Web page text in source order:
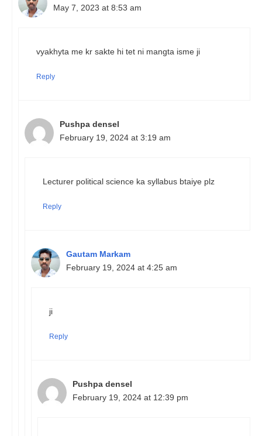
May 7, 2023 at 8:53 am
vyakhyta me kr sakte hi tet ni mangta isme ji
Reply
Pushpa densel
February 19, 2024 at 3:19 am
Lecturer political science ka syllabus btaiye plz
Reply
Gautam Markam
February 19, 2024 at 4:25 am
ji
Reply
Pushpa densel
February 19, 2024 at 12:39 pm